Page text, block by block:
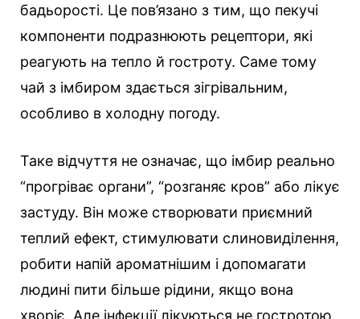
бадьорості. Це пов’язано з тим, що пекучі
компоненти подразнюють рецептори, які
реагують на тепло й гостроту. Саме тому
чай з імбиром здається зігрівальним,
особливо в холодну погоду.
Таке відчуття не означає, що імбир реально
“прогріває органи”, “розганяє кров” або лікує
застуду. Він може створювати приємний
теплий ефект, стимулювати слиновиділення,
робити напій ароматнішим і допомагати
людині пити більше рідини, якщо вона
хворіє. Але інфекції лікуються не гостротою,